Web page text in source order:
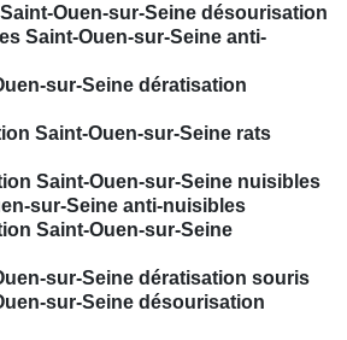
Ouen-sur-Seine désourisation
Saint-Ouen-sur-Seine anti-
sur-Seine dératisation
Saint-Ouen-sur-Seine rats
Saint-Ouen-sur-Seine nuisibles
sur-Seine anti-nuisibles
Saint-Ouen-sur-Seine
sur-Seine dératisation souris
sur-Seine désourisation